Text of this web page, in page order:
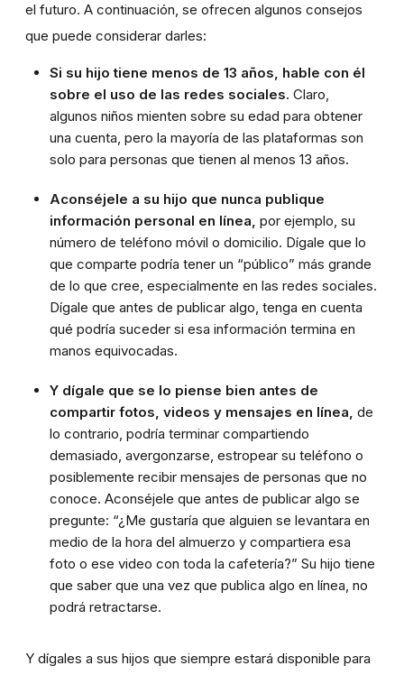
el futuro. A continuación, se ofrecen algunos consejos
que puede considerar darles:
Si su hijo tiene menos de 13 años, hable con él
sobre el uso de las redes sociales. Claro,
algunos niños mienten sobre su edad para obtener
una cuenta, pero la mayoría de las plataformas son
solo para personas que tienen al menos 13 años.
Aconséjele a su hijo que nunca publique
información personal en línea, por ejemplo, su
número de teléfono móvil o domicilio. Dígale que lo
que comparte podría tener un “público” más grande
de lo que cree, especialmente en las redes sociales.
Dígale que antes de publicar algo, tenga en cuenta
qué podría suceder si esa información termina en
manos equivocadas.
Y dígale que se lo piense bien antes de
compartir fotos, videos y mensajes en línea, de
lo contrario, podría terminar compartiendo
demasiado, avergonzarse, estropear su teléfono o
posiblemente recibir mensajes de personas que no
conoce. Aconséjele que antes de publicar algo se
pregunte: “¿Me gustaría que alguien se levantara en
medio de la hora del almuerzo y compartiera esa
foto o ese video con toda la cafetería?” Su hijo tiene
que saber que una vez que publica algo en línea, no
podrá retractarse.
Y dígales a sus hijos que siempre estará disponible para